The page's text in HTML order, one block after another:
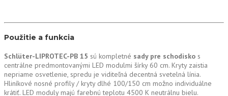
Použitie a funkcia
Schlüter-LIPROTEC-PB 15 sú kompletné sady pre schodisko s
centrálne predmontovanými LED modulmi šírky 60 cm. Kryty zaistia
nepriame osvetlenie, spredu je viditeľná decentná svetelná línia.
Hliníkové nosné profily / kryty dlhé 100/150 cm možno individuálne
krátiť. LED moduly majú farebnú teplotu 4500 K neutrálnu bielu.